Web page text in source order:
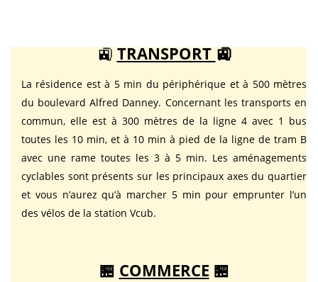
🚉TRANSPORT🚉
La résidence est à 5 min du périphérique et à 500 mètres
du boulevard Alfred Danney. Concernant les transports en
commun, elle est à 300 mètres de la ligne 4 avec 1 bus
toutes les 10 min, et à 10 min à pied de la ligne de tram B
avec une rame toutes les 3 à 5 min. Les aménagements
cyclables sont présents sur les principaux axes du quartier
et vous n’aurez qu’à marcher 5 min pour emprunter l’un
des vélos de la station Vcub.
🏪 COMMERCE 🏪